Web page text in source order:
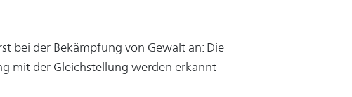
bei der Bekämpfung von Gewalt an: Die
mit der Gleichstellung werden erkannt